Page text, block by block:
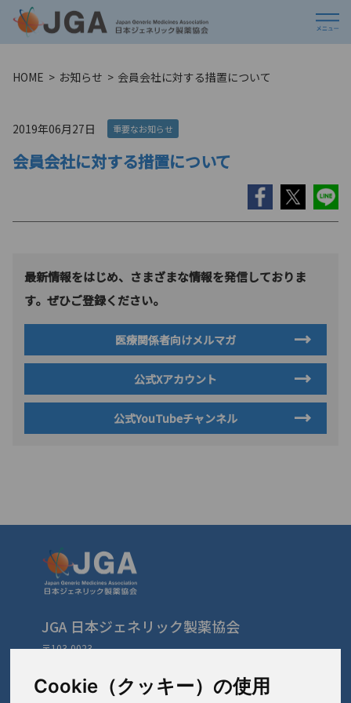
Cookie（クッキー）の使用
HOME お知らせ 会員会社に対する措置について
2019年06月27日 重要なお知らせ
会員会社に対する措置について
最新情報をはじめ、さまざまな情報を発信しておりま
す。ぜひご登録ください。
医療関係者向けメルマガ
公式Xアカウント
公式YouTubeチャンネル
JGA 日本ジェネリック製薬協会
〒103-0023
TEL: 03-3279-1890 / FAX: 03-3241-2978